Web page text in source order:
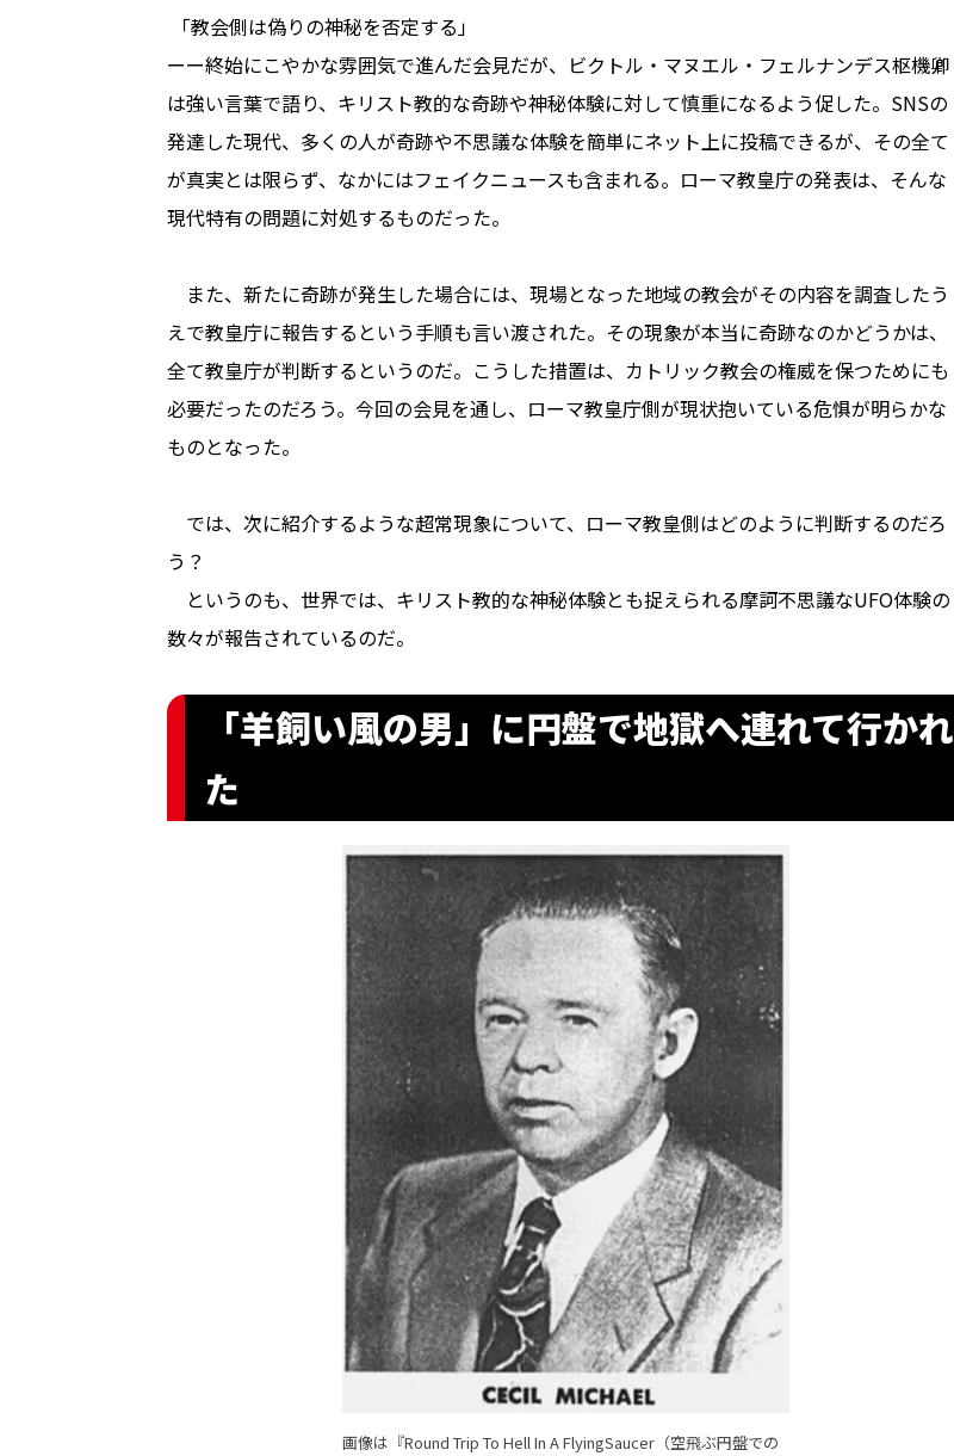
「教会側は偽りの神秘を否定する」
ーー終始にこやかな雰囲気で進んだ会見だが、ビクトル・マヌエル・フェルナンデス枢機卿
は強い言葉で語り、キリスト教的な奇跡や神秘体験に対して慎重になるよう促した。SNSの
発達した現代、多くの人が奇跡や不思議な体験を簡単にネット上に投稿できるが、その全て
が真実とは限らず、なかにはフェイクニュースも含まれる。ローマ教皇庁の発表は、そんな
現代特有の問題に対処するものだった。
また、新たに奇跡が発生した場合には、現場となった地域の教会がその内容を調査したう
えで教皇庁に報告するという手順も言い渡された。その現象が本当に奇跡なのかどうかは、
全て教皇庁が判断するというのだ。こうした措置は、カトリック教会の権威を保つためにも
必要だったのだろう。今回の会見を通し、ローマ教皇庁側が現状抱いている危惧が明らかな
ものとなった。
では、次に紹介するような超常現象について、ローマ教皇側はどのように判断するのだろ
う？
というのも、世界では、キリスト教的な神秘体験とも捉えられる摩訶不思議なUFO体験の
数々が報告されているのだ。
「羊飼い風の男」に円盤で地獄へ連れて行かれ
た
画像は『Round Trip To Hell In A FlyingSaucer（空飛ぶ円盤での